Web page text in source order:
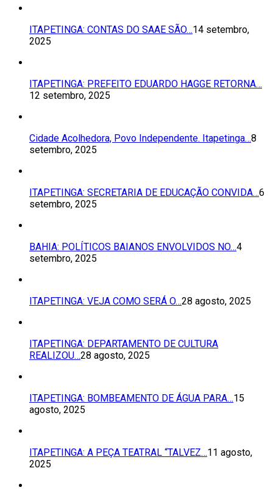
ITAPETINGA: CONTAS DO SAAE SÃO…14 setembro,
2025
ITAPETINGA: PREFEITO EDUARDO HAGGE RETORNA…
12 setembro, 2025
Cidade Acolhedora, Povo Independente. Itapetinga…8
setembro, 2025
ITAPETINGA: SECRETARIA DE EDUCAÇÃO CONVIDA…6
setembro, 2025
BAHIA: POLÍTICOS BAIANOS ENVOLVIDOS NO…4
setembro, 2025
ITAPETINGA: VEJA COMO SERÁ O…28 agosto, 2025
ITAPETINGA: DEPARTAMENTO DE CULTURA
REALIZOU…28 agosto, 2025
ITAPETINGA: BOMBEAMENTO DE ÁGUA PARA…15
agosto, 2025
ITAPETINGA: A PEÇA TEATRAL “TALVEZ…11 agosto,
2025